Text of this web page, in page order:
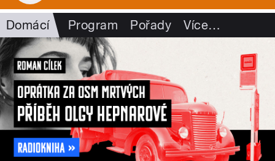
Domácí Program Pořady Více…